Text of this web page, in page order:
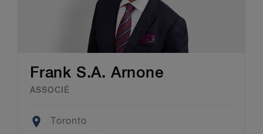
Frank S.A. Arnone
ASSOCIÉ
Location
Toronto